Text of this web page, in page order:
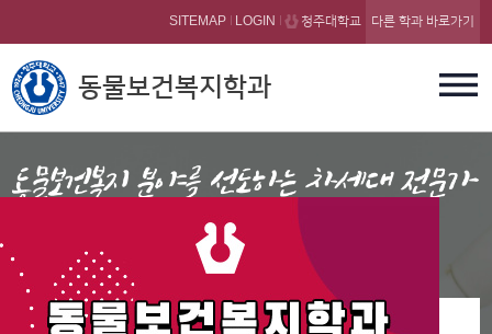
본문 바로가기
동물보건복지학과
SITEMAP LOGIN 청주대학교 다른 학과 바로가기
Animal Health and Welfare